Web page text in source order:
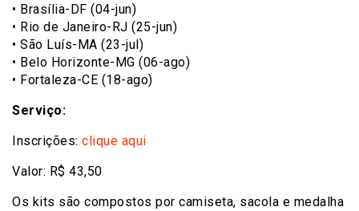
• Brasília-DF (04-jun)
• Rio de Janeiro-RJ (25-jun)
• São Luís-MA (23-jul)
• Belo Horizonte-MG (06-ago)
• Fortaleza-CE (18-ago)
Serviço:
Inscrições: clique aqui
Valor: R$ 43,50
Os kits são compostos por camiseta, sacola e medalha